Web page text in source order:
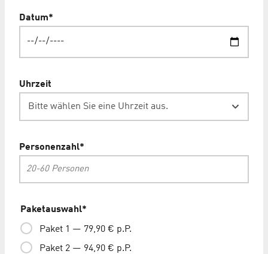
Datum*
Uhrzeit
Bitte wählen Sie eine Uhrzeit aus.
Personenzahl*
Paketauswahl*
Paket 1 — 79,90 € p.P.
Paket 2 — 94,90 € p.P.